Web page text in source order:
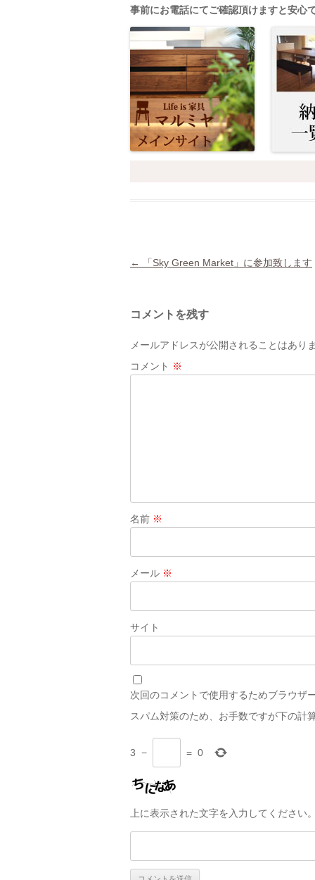
事前にお電話にてご確認頂けますと安心
Post navigation
← 「Sky Green Market」に参加致します
コメントを残す
メールアドレスが公開されることはありま
コメント ※
名前 ※
メール ※
サイト
次回のコメントで使用するためブラウザ
スパム対策のため、お手数ですが下の計
3 − = 0
上に表示された文字を入力してください。